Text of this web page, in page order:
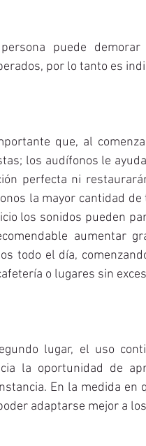
puede
por lo tanto es
que, al
los audífonos le
perfecta ni
la mayor cantidad
los sonidos pueden
aumentar
todo el día,
o lugares sin
lugar, el uso
la oportunidad de
En la medida en
adaptarse mejor a